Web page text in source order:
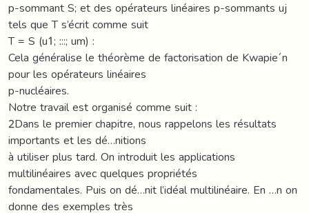
p-sommant S; et des opérateurs linéaires p-sommants uj
tels que T s’écrit comme suit
T = S (u1; :::; um) :
Cela généralise le théorème de factorisation de Kwapie´n
pour les opérateurs linéaires
p-nucléaires.
Notre travail est organisé comme suit :
2Dans le premier chapitre, nous rappelons les résultats
importants et les dé…nitions
à utiliser plus tard. On introduit les applications
multilinéaires avec quelques propriétés
fondamentales. Puis on dé…nit l’idéal multilinéaire. En …n on
donne des exemples très